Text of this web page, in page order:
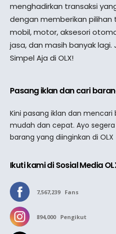
menghadirkan transaksi
dengan memberikan pilihan
mobil, motor, aksesori
jasa, dan masih banyak lagi.
Simpel Aja di OLX!
Pasang iklan dan cari
Kini pasang iklan dan mencari
mudah dan cepat. Ayo
barang yang diinginkan di OLX
Ikuti kami di Sosial Media
7,567,239 Fans
894,000 Pengikut